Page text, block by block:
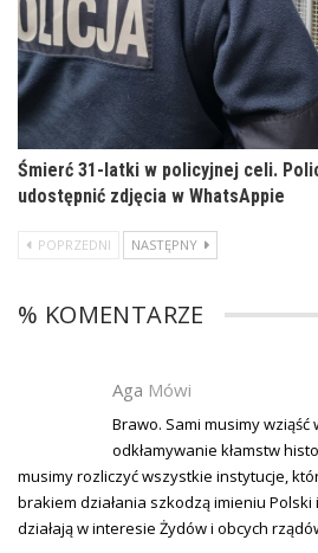
Śmierć 31-latki w policyjnej celi.
udostępnić zdjęcia w WhatsAppie
POPRZEDNI NASTĘPNY
% KOMENTARZE
Aga Mówi
Brawo. Sami musimy wziąść
odkłamywanie kłamstw
musimy rozliczyć wszystkie instytucje,
brakiem działania szkodzą imieniu Polski
działają w interesie Żydów i obcych